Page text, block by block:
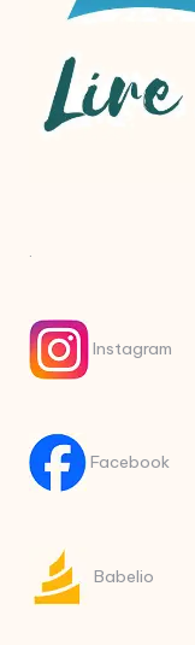
.
Instagram
Facebook
Babelio